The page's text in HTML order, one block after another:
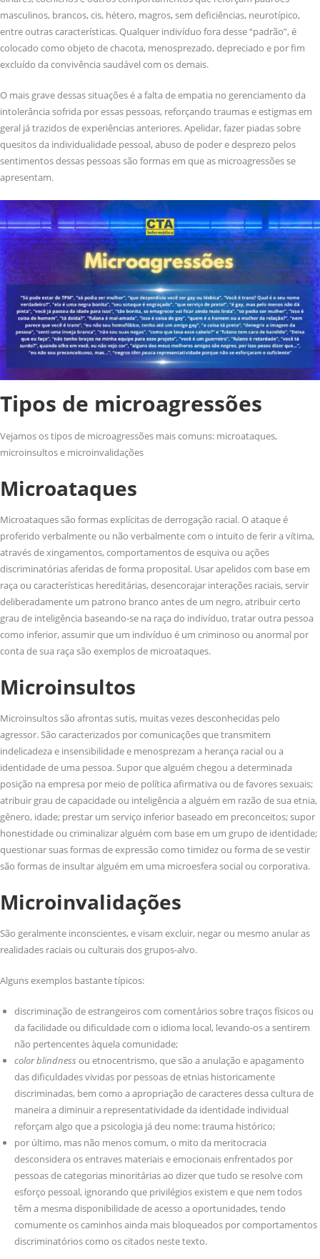
masculinos, brancos, cis, hétero, magros, sem deficiências, neurotípico,
entre outras características. Qualquer indivíduo fora desse “padrão”, é
colocado como objeto de chacota, menosprezado, depreciado e por fim
excluído da convivência saudável com os demais.
O mais grave dessas situações é a falta de empatia no gerenciamento da
intolerância sofrida por essas pessoas, reforçando traumas e estigmas em
geral já trazidos de experiências anteriores. Apelidar, fazer piadas sobre
quesitos da individualidade pessoal, abuso de poder e desprezo pelos
sentimentos dessas pessoas são formas em que as microagressões se
apresentam.
Tipos de microagressões
Vejamos os tipos de microagressões mais comuns: microataques,
microinsultos e microinvalidações
Microataques
Microataques são formas explícitas de derrogação racial. O ataque é
proferido verbalmente ou não verbalmente com o intuito de ferir a vítima,
através de xingamentos, comportamentos de esquiva ou ações
discriminatórias aferidas de forma proposital. Usar apelidos com base em
raça ou características hereditárias, desencorajar interações raciais, servir
deliberadamente um patrono branco antes de um negro, atribuir certo
grau de inteligência baseando-se na raça do indivíduo, tratar outra pessoa
como inferior, assumir que um indivíduo é um criminoso ou anormal por
conta de sua raça são exemplos de microataques.
Microinsultos
Microinsultos são afrontas sutis, muitas vezes desconhecidas pelo
agressor. São caracterizados por comunicações que transmitem
indelicadeza e insensibilidade e menosprezam a herança racial ou a
identidade de uma pessoa. Supor que alguém chegou a determinada
posição na empresa por meio de política afirmativa ou de favores sexuais;
atribuir grau de capacidade ou inteligência a alguém em razão de sua etnia,
gênero, idade; prestar um serviço inferior baseado em preconceitos; supor
honestidade ou criminalizar alguém com base em um grupo de identidade;
questionar suas formas de expressão como timidez ou forma de se vestir
são formas de insultar alguém em uma microesfera social ou corporativa.
Microinvalidações
São geralmente inconscientes, e visam excluir, negar ou mesmo anular as
realidades raciais ou culturais dos grupos-alvo.
Alguns exemplos bastante típicos:
discriminação de estrangeiros com comentários sobre traços físicos ou
da facilidade ou dificuldade com o idioma local, levando-os a sentirem
não pertencentes àquela comunidade;
color blindness ou etnocentrismo, que são a anulação e apagamento
das dificuldades vividas por pessoas de etnias historicamente
discriminadas, bem como a apropriação de caracteres dessa cultura de
maneira a diminuir a representatividade da identidade individual
reforçam algo que a psicologia já deu nome: trauma histórico;
por último, mas não menos comum, o mito da meritocracia
desconsidera os entraves materiais e emocionais enfrentados por
pessoas de categorias minoritárias ao dizer que tudo se resolve com
esforço pessoal, ignorando que privilégios existem e que nem todos
têm a mesma disponibilidade de acesso a oportunidades, tendo
comumente os caminhos ainda mais bloqueados por comportamentos
discriminatórios como os citados neste texto.